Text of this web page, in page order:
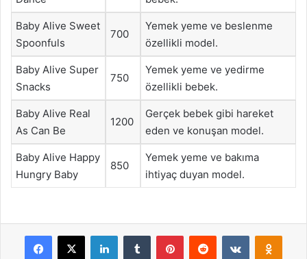
Baby Alive Sweet
Spoonfuls
700
Yemek yeme ve beslenme
özellikli model.
Baby Alive Super
Snacks
750
Yemek yeme ve yedirme
özellikli bebek.
Baby Alive Real
As Can Be
1200
Gerçek bebek gibi hareket
eden ve konuşan model.
Baby Alive Happy
Hungry Baby
850
Yemek yeme ve bakıma
ihtiyaç duyan model.
Facebook
X LinkedInTumblr PinterestReddit VKontakte